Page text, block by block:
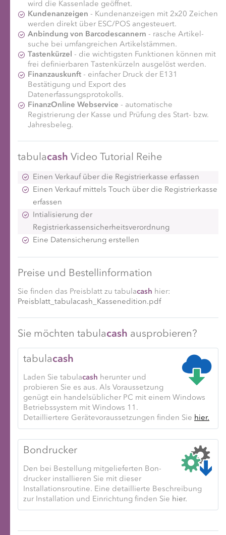
wird die Kassenlade geöffnet.
Kundenanzeigen - Kunden­anzeigen mit 2x20 Zeichen
werden direkt über ESC/POS angesteuert.
Anbindung von Barcodescannern - rasche Artikel­
suche bei umfangreichen Artikel­stämmen.
Tastenkürzel - die wichtigsten Funktionen können mit
frei definierbaren Tastenkürzeln ausgelöst werden.
Finanzauskunft - einfacher Druck der E131
Bestätigung und Export des
Datenerfassungsprotokolls.
FinanzOnline Webservice - automatische
Registrierung der Kasse und Prüfung des Start- bzw.
Jahresbeleg.
tabulacash Video Tutorial Reihe
Einen Verkauf über die Registrierkasse erfassen
Einen Verkauf mittels Touch über die Registrierkasse
erfassen
Intialisierung der
Registrierkassensicherheitsverordnung
Eine Datensicherung erstellen
Preise und Bestellinformation
Sie finden das Preisblatt zu tabulacash hier:
Preisblatt_tabulacash_Kassenedition.pdf
Sie möchten tabulacash ausprobieren?
tabulacash
Laden Sie tabulacash herunter und
probieren Sie es aus. Als Vor­aus­setzung
genügt ein handels­üblicher PC mit einem Windows
Betriebs­system mit Windows 11.
Detailliertere Geräte­voraus­setzungen finden Sie hier.
Bondrucker
Den bei Bestellung mit­ge­lieferten Bon­
drucker instal­lieren Sie mit dieser
Installations­routine. Eine detaillierte Be­schreibung
zur In­stal­lation und Ein­richtung finden Sie hier.